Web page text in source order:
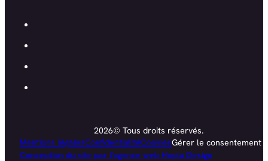
2026© Tous droits réservés.
Mentions légalesConfidentialitéCookiesGérer le consentement
Conception du site par l'agence web Hopla Design